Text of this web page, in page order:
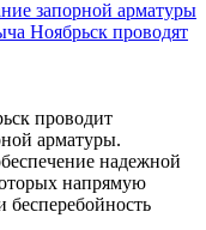
Ноябрьск проводят
проводит
арматуры.
надежной
напрямую
бесперебойность